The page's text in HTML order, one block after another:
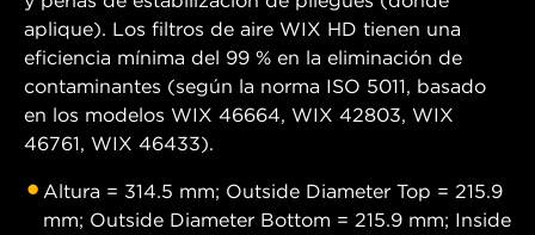
aplique). Los filtros de aire WIX HD tienen una
eficiencia mínima del 99 % en la eliminación de
contaminantes (según la norma ISO 5011, basado
en los modelos WIX 46664, WIX 42803, WIX
46761, WIX 46433).
Altura = 314.5 mm; Outside Diameter Top = 215.9
mm; Outside Diameter Bottom = 215.9 mm; Inside